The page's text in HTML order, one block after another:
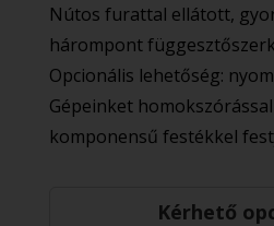
Nútos furattal ellátott,
hárompont
Opcionális lehetőség:
Gépeinket
komponensű festékkel
Kérhető